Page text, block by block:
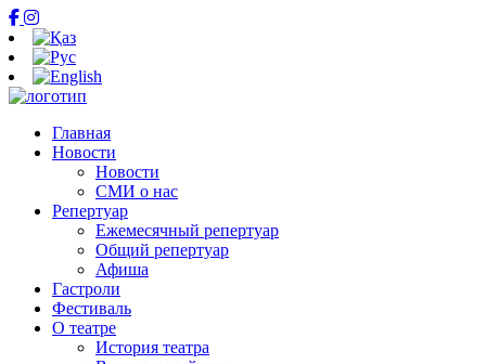
Главная
Новости
Новости
СМИ о нас
Репертуар
Ежемесячный репертуар
Общий репертуар
Афиша
Гастроли
Фестиваль
О театре
История театра